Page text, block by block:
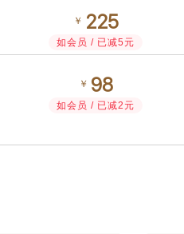
￥ 
如会员 / 已减5元
￥ 
如会员 / 已减2元